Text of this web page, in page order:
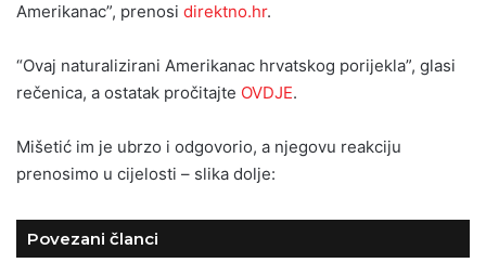
Amerikanac”, prenosi direktno.hr.
“Ovaj naturalizirani Amerikanac hrvatskog porijekla”, glasi
rečenica, a ostatak pročitajte OVDJE.
Mišetić im je ubrzo i odgovorio, a njegovu reakciju
prenosimo u cijelosti – slika dolje:
Povezani članci